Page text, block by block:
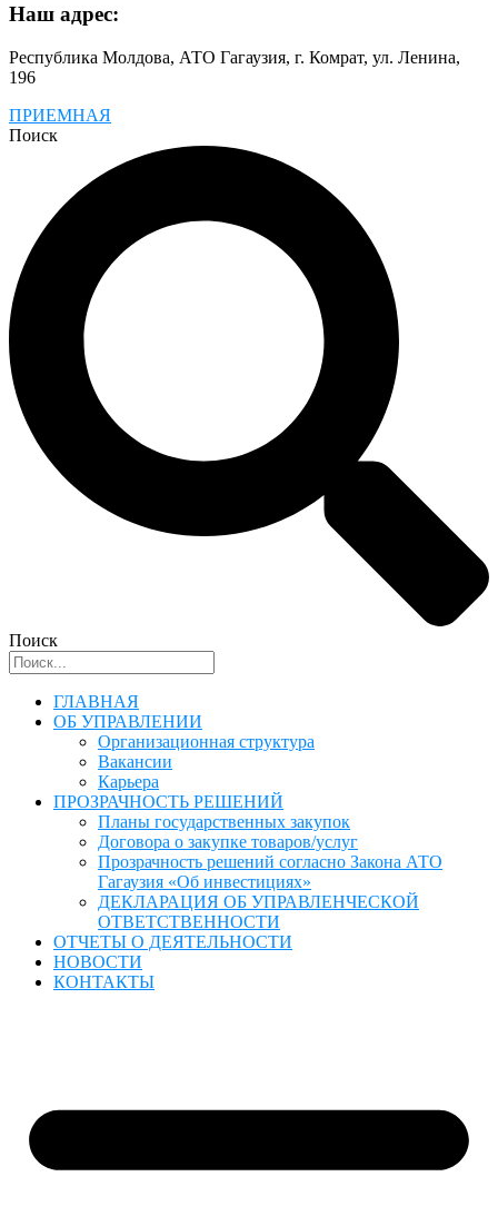
Наш адрес:
Республика Молдова, АТО Гагаузия, г. Комрат, ул. Ленина,
196
ПРИЕМНАЯ
Поиск
Поиск
ГЛАВНАЯ
ОБ УПРАВЛЕНИИ
Организационная структура
Вакансии
Карьера
ПРОЗРАЧНОСТЬ РЕШЕНИЙ
Планы государственных закупок
Договора о закупке товаров/услуг
Прозрачность решений согласно Закона АТО
Гагаузия «Об инвестициях»
ДЕКЛАРАЦИЯ ОБ УПРАВЛЕНЧЕСКОЙ
ОТВЕТСТВЕННОСТИ
ОТЧЕТЫ О ДЕЯТЕЛЬНОСТИ
НОВОСТИ
КОНТАКТЫ